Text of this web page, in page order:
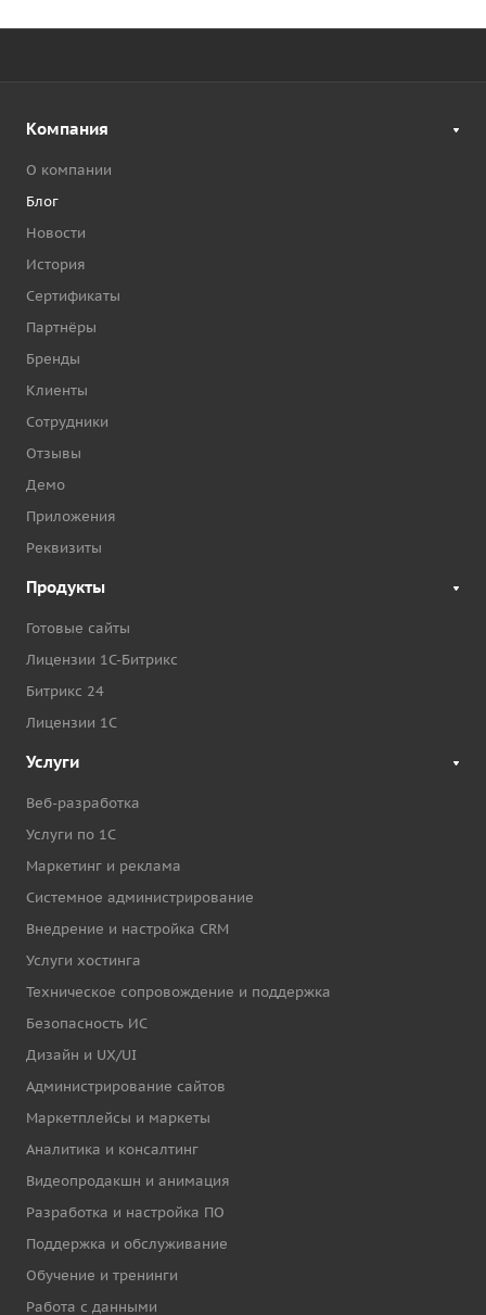
Компания
О компании
Блог
Новости
История
Сертификаты
Партнёры
Бренды
Клиенты
Сотрудники
Отзывы
Демо
Приложения
Реквизиты
Продукты
Готовые сайты
Лицензии 1С-Битрикс
Битрикс 24
Лицензии 1С
Услуги
Веб-разработка
Услуги по 1С
Маркетинг и реклама
Системное администрирование
Внедрение и настройка CRM
Услуги хостинга
Техническое сопровождение и поддержка
Безопасность ИС
Дизайн и UX/UI
Администрирование сайтов
Маркетплейсы и маркеты
Аналитика и консалтинг
Видеопродакшн и анимация
Разработка и настройка ПО
Поддержка и обслуживание
Обучение и тренинги
Работа с данными